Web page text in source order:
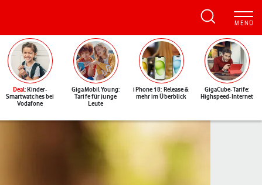
Deal: Kinder-
Smartwatches bei
Vodafone
GigaMobil Young:
Tarife für junge
Leute
iPhone 18: Release &
mehr im Überblick
GigaCube-Tarife:
Highspeed-Internet